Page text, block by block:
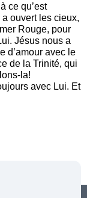
ce qu’est
a ouvert les cieux,
Rouge, pour
Jésus nous a
d’amour avec le
de la Trinité, qui
la!
avec Lui. Et